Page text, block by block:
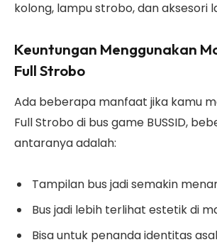
kolong, lampu strobo, dan aksesori
Keuntungan Menggunakan
Full Strobo
Ada beberapa manfaat jika kamu
Full Strobo di bus game BUSSID,
antaranya adalah:
Tampilan bus jadi semakin
Bus jadi lebih terlihat estetik di
Bisa untuk penanda identitas